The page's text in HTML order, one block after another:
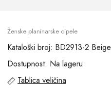
Ženske planinarske cipele
Kataloški broj: BD2913-2 Beige
Dostupnost: Na lageru
Tablica veličina